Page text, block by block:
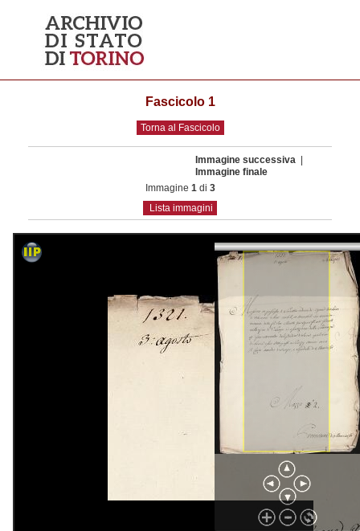
Fascicolo 1
Torna al Fascicolo
Immagine successiva
Immagine finale
Immagine 1di 3
Lista immagini